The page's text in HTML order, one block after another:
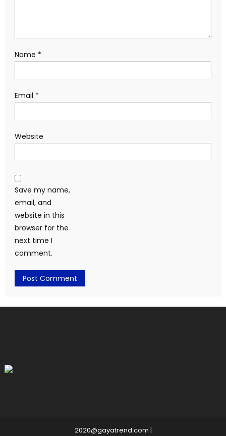
Name *
Email *
Website
Save my name,
email, and
website in this
browser for the
next time I
comment.
2020@gayatrend.com |